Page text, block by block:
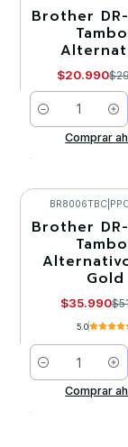
-30%
Brother
$20.990
Cantidad
Comprar
-30%
BR8006TBC
Brother
Gold
$35.990
5.0
Cantidad
Comprar